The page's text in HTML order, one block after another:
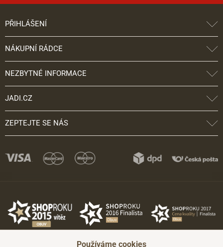
PŘIHLÁŠENÍ
NÁKUPNÍ RÁDCE
NEZBYTNÉ INFORMACE
JADI.CZ
ZEPTEJTE SE NÁS
Používáme cookies